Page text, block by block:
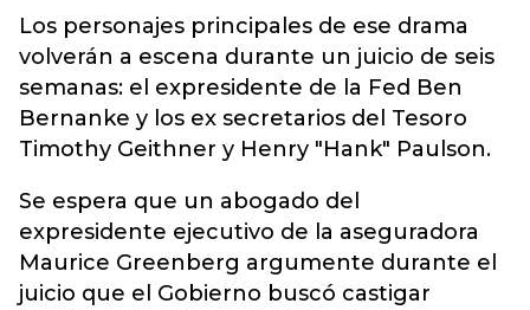
Los personajes principales de ese drama
volverán a escena durante un juicio de seis
semanas: el expresidente de la Fed Ben
Bernanke y los ex secretarios del Tesoro
Timothy Geithner y Henry "Hank" Paulson.
Se espera que un abogado del
expresidente ejecutivo de la aseguradora
Maurice Greenberg argumente durante el
juicio que el Gobierno buscó castigar